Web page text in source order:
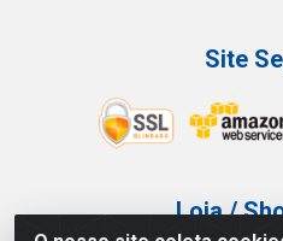
Site
Loja /